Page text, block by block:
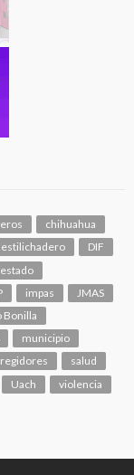
chihuahua
DIF
estado
impas
JMAS
Bonilla
municipio
regidores
salud
Uach violencia